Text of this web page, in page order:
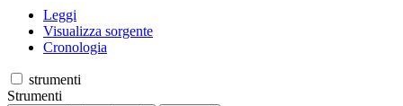
Leggi
Visualizza sorgente
Cronologia
strumenti
Strumenti